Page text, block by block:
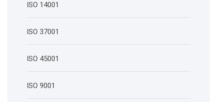
ISO 14001
ISO 37001
ISO 45001
ISO 9001